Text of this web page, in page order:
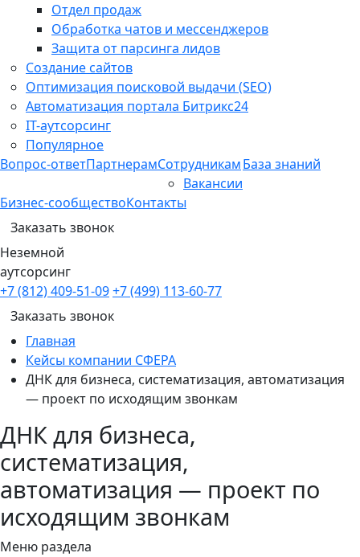
Отдел продаж
Обработка чатов и мессенджеров
Защита от парсинга лидов
Создание сайтов
Оптимизация поисковой выдачи (SEO)
Автоматизация портала Битрикс24
IT-аутсорсинг
Популярное
Вопрос-ответПартнерамСотрудникам
Вакансии
База знаний
Бизнес-сообществоКонтакты
Заказать звонок
Неземной
аутсорсинг
+7 (812) 409-51-09+7 (499) 113-60-77
Заказать звонок
Главная
Кейсы компании СФЕРА
ДНК для бизнеса, систематизация, автоматизация
— проект по исходящим звонкам
ДНК для бизнеса,
систематизация,
автоматизация — проект по
исходящим звонкам
Меню раздела